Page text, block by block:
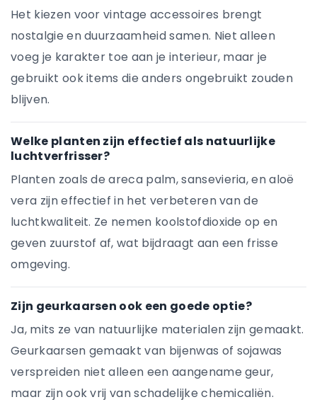
Het kiezen voor vintage accessoires brengt
nostalgie en duurzaamheid samen. Niet alleen
voeg je karakter toe aan je interieur, maar je
gebruikt ook items die anders ongebruikt zouden
blijven.
Welke planten zijn effectief als natuurlijke
luchtverfrisser?
Planten zoals de areca palm, sansevieria, en aloë
vera zijn effectief in het verbeteren van de
luchtkwaliteit. Ze nemen koolstofdioxide op en
geven zuurstof af, wat bijdraagt aan een frisse
omgeving.
Zijn geurkaarsen ook een goede optie?
Ja, mits ze van natuurlijke materialen zijn gemaakt.
Geurkaarsen gemaakt van bijenwas of sojawas
verspreiden niet alleen een aangename geur,
maar zijn ook vrij van schadelijke chemicaliën.